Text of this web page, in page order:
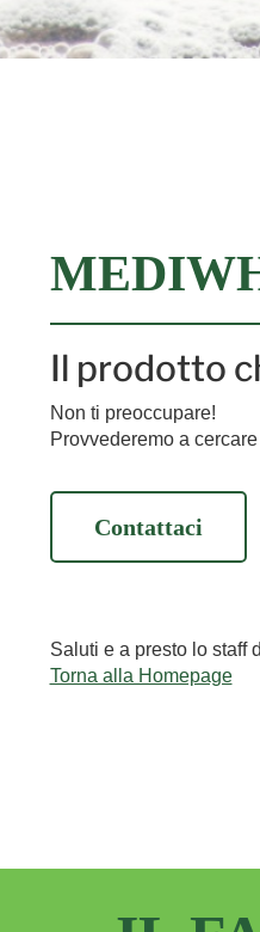
Il prodotto
Non ti preoccupare!
Provvederemo a
Contattaci
Saluti e a presto lo staff
Torna alla Homepage